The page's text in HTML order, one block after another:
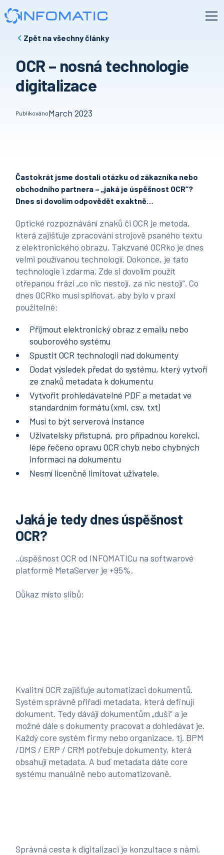
Zpět na všechny články
OCR – nosná technologie
digitalizace
PublikovánoMarch 2023
Častokrát jsme dostali otázku od zákazníka nebo
obchodního partnera – „jaká je úspěšnost OCR“?
Dnes si dovolím odpovědět exaktně…
Optické rozpoznávání znaků či OCR je metoda,
která zajišťuje zpracování strojově psaného textu
z elektronického obrazu. Takzvané OCRko je dnes
velmi používanou technologií. Dokonce, je tato
technologie i zdarma. Zde si dovolím použít
otřepanou frázi „co nic nestojí, za nic nestojí“. Co
dnes OCRko musí splňovat, aby bylo v praxi
použitelné:
Přijmout elektronický obraz z emailu nebo
souborového systému
Spustit OCR technologii nad dokumenty
Dodat výsledek předat do systému, který vytvoří
ze znaků metadata k dokumentu
Vytvořit prohledávatelné PDF a metadat ve
standardním formátu (xml, csv, txt)
Musí to být serverová instance
Uživatelsky přístupná, pro případnou korekci,
lépe řečeno opravu OCR chyb nebo chybných
informací na dokumentu
Nesmí licenčně limitovat uživatele.
Jaká je tedy dnes úspěšnost
OCR?
..úspěšnost OCR od INFOMATICu na softwarové
platformě MetaServer je +95%.
Důkaz místo slibů:
Kvalitní OCR zajišťuje automatizaci dokumentů.
Systém správně přiřadí metadata, která definují
dokument. Tedy dávájí dokumentům „duši“ a je
možné dále s dokumenty pracovat a dohledávat je.
Každý core systém firmy nebo organizace, tj. BPM
/DMS / ERP / CRM potřebuje dokumenty, která
obsahují metadata. A buď metadata dáte core
systému manuálně nebo automatizovaně.
Správná cesta k digitalizaci je konzultace s námi,